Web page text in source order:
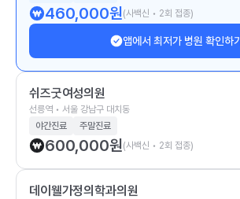
460,000원(사백신 • 2회 접종)
앱에서 최저가 병원 확인하기
쉬즈굿여성의원
선릉역 • 서울 강남구 대치동
야간진료
주말진료
600,000원(사백신 • 2회 접종)
데이웰가정의학과의원